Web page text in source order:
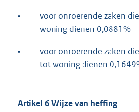
•
voor onroerende zaken
woning dienen 0,0881%
•
voor onroerende zaken
tot woning dienen
Artikel 6 Wijze van heffing